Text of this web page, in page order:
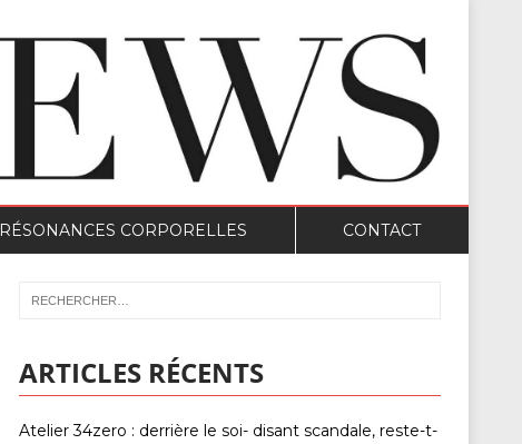
RÉSONANCES CORPORELLES CONTACT
ARTICLES RÉCENTS
Atelier 34zero : derrière le soi- disant scandale, reste-t-